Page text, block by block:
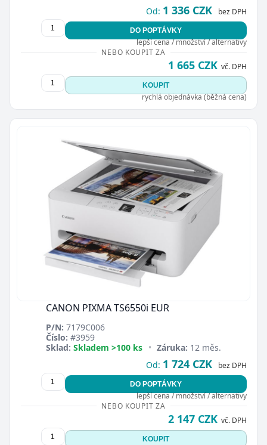
Od: 1 336 CZK bez DPH
DO POPTÁVKY
lepší cena / množství / alternativy
NEBO KOUPIT ZA
1 665 CZK vč. DPH
KOUPIT
rychlá objednávka (běžná cena)
CANON PIXMA TS6550i EUR
P/N: 7179C006
Číslo: #3959
Sklad: Skladem >100 ks • Záruka: 12 měs.
Od: 1 724 CZK bez DPH
DO POPTÁVKY
lepší cena / množství / alternativy
NEBO KOUPIT ZA
2 147 CZK vč. DPH
KOUPIT